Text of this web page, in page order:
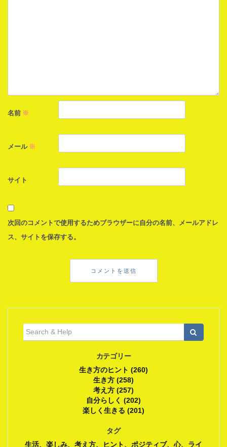
名前 ※
メール ※
サイト
次回のコメントで使用するためブラウザーに自分の名前、メールアドレ
ス、サイトを保存する。
カテゴリー
生き方のヒント (260)
生き方 (258)
考え方 (257)
自分らしく (202)
楽しく生きる (201)
タグ
生活、楽しみ、考え方、ヒント、ポジティブ、心、ライ